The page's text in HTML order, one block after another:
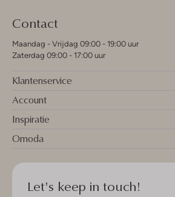
Contact
Maandag - Vrijdag 09:00 - 19:00 uur
Zaterdag 09:00 - 17:00 uur
Klantenservice
Account
Inspiratie
Omoda
Let's keep in touch!